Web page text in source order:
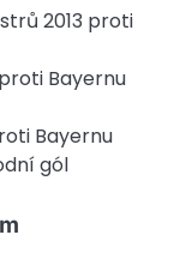
2013 proti
Bayernu
Bayernu
gól